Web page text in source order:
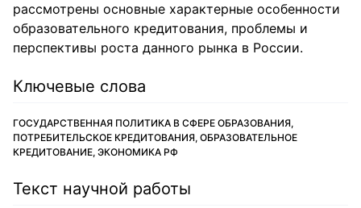
рассмотрены основные характерные особенности
образовательного кредитования, проблемы и
перспективы роста данного рынка в России.
Ключевые слова
ГОСУДАРСТВЕННАЯ ПОЛИТИКА В СФЕРЕ ОБРАЗОВАНИЯ,
ПОТРЕБИТЕЛЬСКОЕ КРЕДИТОВАНИЯ, ОБРАЗОВАТЕЛЬНОЕ
КРЕДИТОВАНИЕ, ЭКОНОМИКА РФ
Текст научной работы